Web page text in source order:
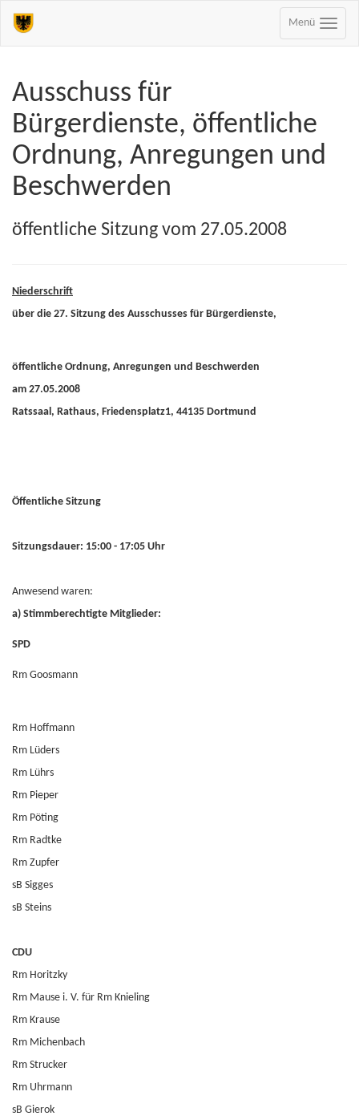
Menü
Ausschuss für
Bürgerdienste, öffentliche
Ordnung, Anregungen und
Beschwerden
öffentliche Sitzung vom 27.05.2008
Niederschrift
über die 27. Sitzung des Ausschusses für Bürgerdienste,
öffentliche Ordnung, Anregungen und Beschwerden
am 27.05.2008
Ratssaal, Rathaus, Friedensplatz1, 44135 Dortmund
Öffentliche Sitzung
Sitzungsdauer: 15:00 - 17:05 Uhr
Anwesend waren:
a) Stimmberechtigte Mitglieder:
SPD
Rm Goosmann
Rm Hoffmann
Rm Lüders
Rm Lührs
Rm Pieper
Rm Pöting
Rm Radtke
Rm Zupfer
sB Sigges
sB Steins
CDU
Rm Horitzky
Rm Mause i. V. für Rm Knieling
Rm Krause
Rm Michenbach
Rm Strucker
Rm Uhrmann
sB Gierok